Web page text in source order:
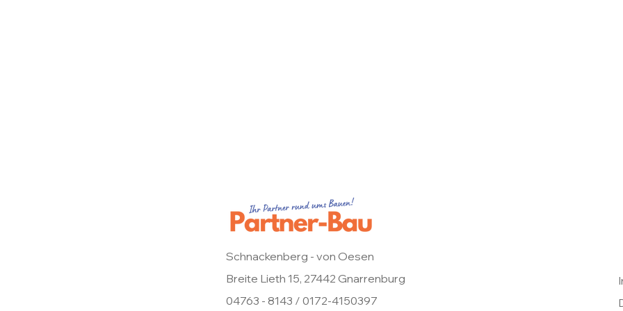
Schnackenberg - von Oesen
Breite Lieth 15, 27442 Gnarrenburg
04763 - 8143 / 0172-4150397